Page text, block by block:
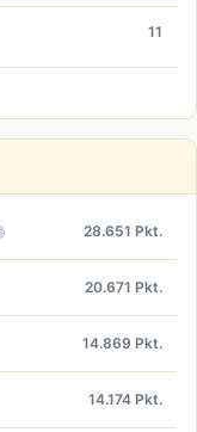
11
28.651 Pkt.
20.671 Pkt.
14.869 Pkt.
14.174 Pkt.